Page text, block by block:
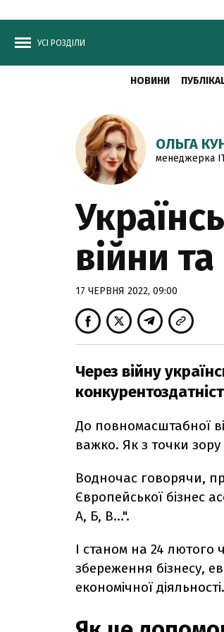
УСІ РОЗДІЛИ
НОВИНИ
ОЛЬГА
менеджерка ІТ
війни
17 ЧЕРВНЯ 2022, 09:00
Через війну
До повномасштабної
важко. Як з точки зору
Водночас говорячи,
Європейської бізнес
А, Б, В…".
І станом на 24 лютого
збереження бізнесу,
економічної діяльності.